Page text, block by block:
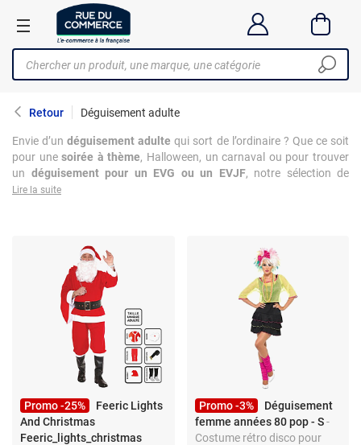
Retour Déguisement adulte
Envie d’undéguisement adulte qui sort de l’ordinaire ? Que ce soit
pour unesoirée à thème, Halloween, un carnaval ou pour trouver
un déguisement pour un EVG ou un EVJF, notre sélection de
déguisements pour adulte est là pour vous transformer.
accessoires inclus ou vendus séparément, qualité au rendez-vous…
Laissez parler votre créativité. Une fête prévue ? Ne cherchez plus, le
costume parfait vous attend ici !
Lire la suite
Promo -25%
Feeric Lights
And Christmas
Feeric_lights_christmas
Promo -3%
Déguisement
femme années 80 pop - S -
Costume rétro disco pour